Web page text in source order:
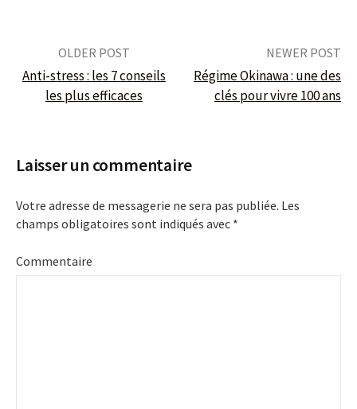
t
n
OLDER POST
Anti-stress : les 7 conseils
les plus efficaces
NEWER POST
Régime Okinawa : une des
clés pour vivre 100 ans
Laisser un commentaire
Votre adresse de messagerie ne sera pas publiée. Les
champs obligatoires sont indiqués avec *
Commentaire